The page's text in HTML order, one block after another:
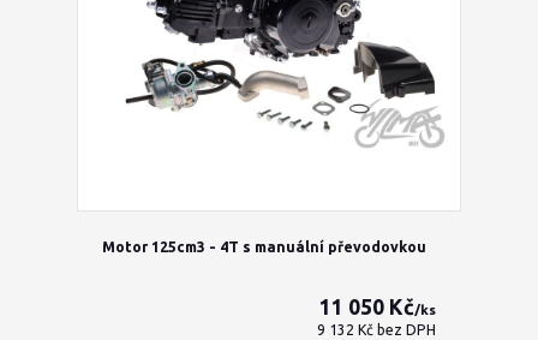
Motor 125cm3 - 4T s manuální převodovkou
11 050 Kč/ks
9 132 Kč bez DPH